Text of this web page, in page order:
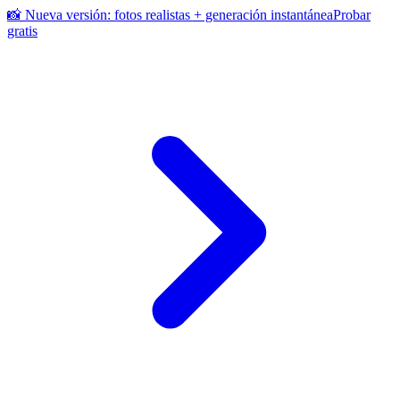
📸 Nueva versión: fotos realistas + generación instantáneaProbar
gratis